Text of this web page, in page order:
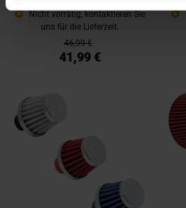
Nicht vorrätig, kontaktieren Sie
uns für die Lieferzeit.
46,99 €
41,99 €